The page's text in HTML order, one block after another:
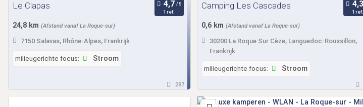
Le Clapas
1 ref.
24,8 km (Afstand vanaf La Roque-sur)
7150 Salavas, Rhône-Alpes, Frankrijk
milieugerichte focus: Stroom
287
Camping Les Cascades
1 ref.
0,6 km (Afstand vanaf La Roque-sur)
30200 La Roque Sur Cèze, Languedoc-Roussillon,
Frankrijk
milieugerichte focus: Stroom